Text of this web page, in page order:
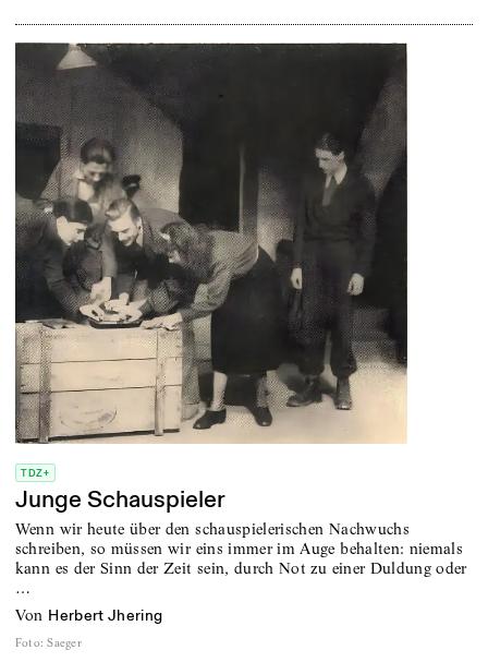
TDZ+
Junge Schauspieler
Wenn wir heute über den schauspielerischen Nachwuchs
schreiben, so müssen wir eins immer im Auge behalten: niemals
kann es der Sinn der Zeit sein, durch Not zu einer Duldung oder
…
von Herbert Jhering
Foto: Saeger